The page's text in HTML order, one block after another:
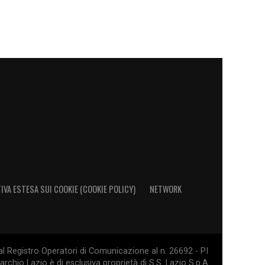
ESTESA SUI COOKIE (COOKIE POLICY) NETWORK
Operatori di Comunicazione al n. 26692 - PI